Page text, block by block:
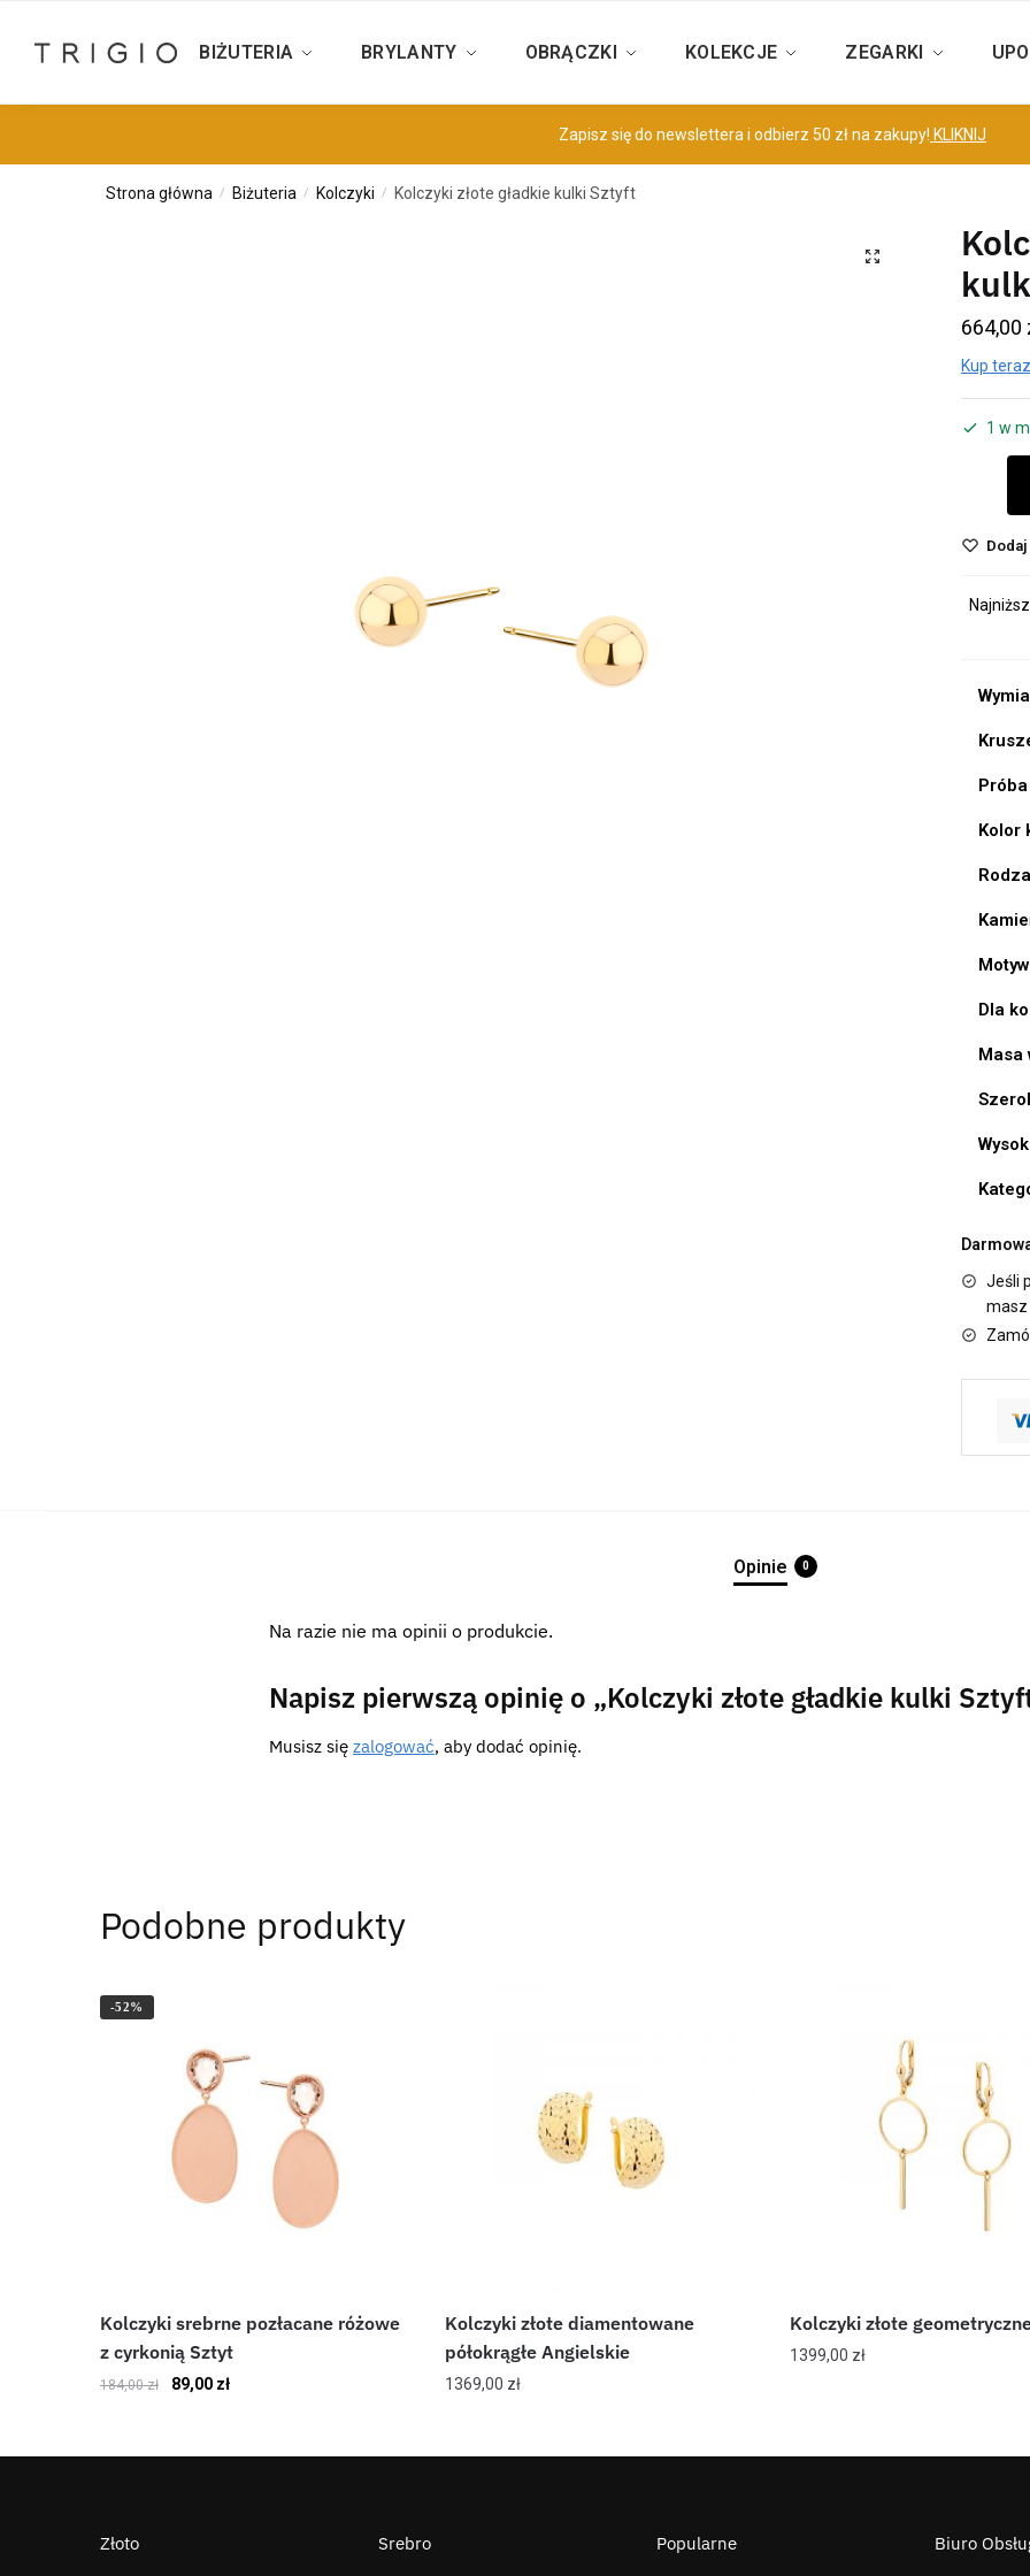
BIŻUTERIA BRYLANTY OBRĄCZKI KOLEKCJE ZEGARKI
Zapisz się do newslettera i odbierz 50 zł na zakupy! KLIKNIJ
Strona główna / Biżuteria / Kolczyki / Kolczyki złote gładkie kulki Sztyft
664,00
Kup
1 w
Próba
Kolor
Motyw
Dla
Masa
Jeśli
masz
Opinie 0
Na razie nie ma opinii o produkcie.
Napisz pierwszą opinię o „Kolczyki złote gładkie kulki
Musisz się zalogować, aby dodać opinię.
Podobne produkty
-52%
Kolczyki srebrne pozłacane różowe
z cyrkonią Sztyt
184,00zł 89,00 zł
Kolczyki złote diamentowane
półokrągłe Angielskie
1369,00 zł
Kolczyki złote
1399,00 zł
Złoto Srebro Popularne Biuro